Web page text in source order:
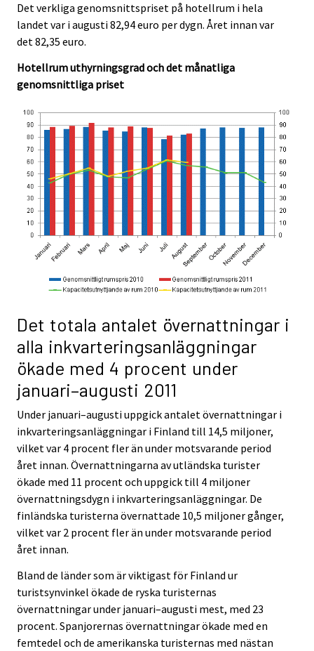
Det verkliga genomsnittspriset på hotellrum i hela
landet var i augusti 82,94 euro per dygn. Året innan var
det 82,35 euro.
Hotellrum uthyrningsgrad och det månatliga
genomsnittliga priset
Det totala antalet övernattningar i
alla inkvarteringsanläggningar
ökade med 4 procent under
januari–augusti 2011
Under januari–augusti uppgick antalet övernattningar i
inkvarteringsanläggningar i Finland till 14,5 miljoner,
vilket var 4 procent fler än under motsvarande period
året innan. Övernattningarna av utländska turister
ökade med 11 procent och uppgick till 4 miljoner
övernattningsdygn i inkvarteringsanläggningar. De
finländska turisterna övernattade 10,5 miljoner gånger,
vilket var 2 procent fler än under motsvarande period
året innan.
Bland de länder som är viktigast för Finland ur
turistsynvinkel ökade de ryska turisternas
övernattningar under januari–augusti mest, med 23
procent. Spanjorernas övernattningar ökade med en
femtedel och de amerikanska turisternas med nästan